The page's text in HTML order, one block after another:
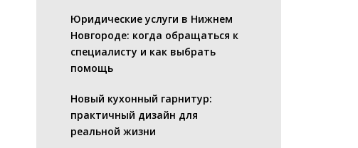
Юридические услуги в Нижнем
Новгороде: когда обращаться к
специалисту и как выбрать
помощь
Новый кухонный гарнитур:
практичный дизайн для
реальной жизни